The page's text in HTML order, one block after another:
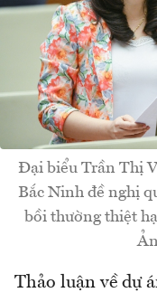
Đại biểu Trần Thị
Bắc Ninh đề nghị
bồi thường thiệt
Thảo luận về dự